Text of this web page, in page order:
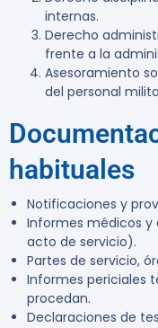
internas.
Derecho
frente a la
Asesoramiento
del personal
habituales
Notificaciones y
Informes médicos y
acto de servicio).
Partes de servicio,
Informes periciales
procedan.
Declaraciones de